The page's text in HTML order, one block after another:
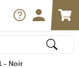
- Noir